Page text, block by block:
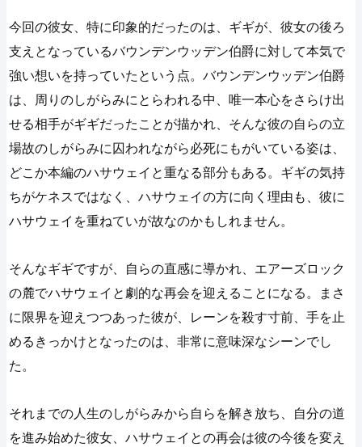
今回の彼女、特に印象的だったのは、ギギが、彼女の後ろ
支えとなっているバウンデンウッデン伯爵に対して本気で
強い想いを持っていたという点。バウンデンウッデン伯爵
は、周りのしがらみにとらわれる中、唯一本心をさらけ出
せる相手がギギだったことが描かれ、そんな彼の自らの立
場故のしがらみに囚われながら必死にもがいている姿は、
どこか本編のハサウェイと重なる部分もある。ギギの気持
ちがケネスではなく、ハサウェイの方に向く理由も、彼に
ハサウェイを重ねていが故なのかもしれません。
そんなギギですが、自らの直感に導かれ、エアーズロック
の麓でハサウェイと劇的な再会を迎えることになる。まさ
に限界を迎えつつあった彼が、レーンを殺す寸前、手を止
めるきっかけとなったのは、非常に意味深なシーンでし
た。
それまでの人生のしがらみから自らを解き放ち、自分の道
を進み始めた彼女、ハサウェイとの再会は彼の今後を変え